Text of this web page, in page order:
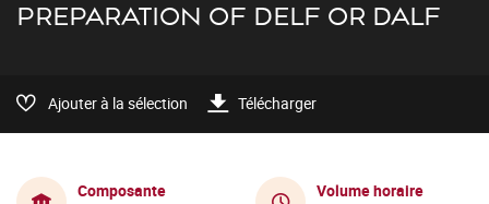
PREPARATION OF DELF OR DALF
Ajouter à la sélection Télécharger
Composante
Volume horaire